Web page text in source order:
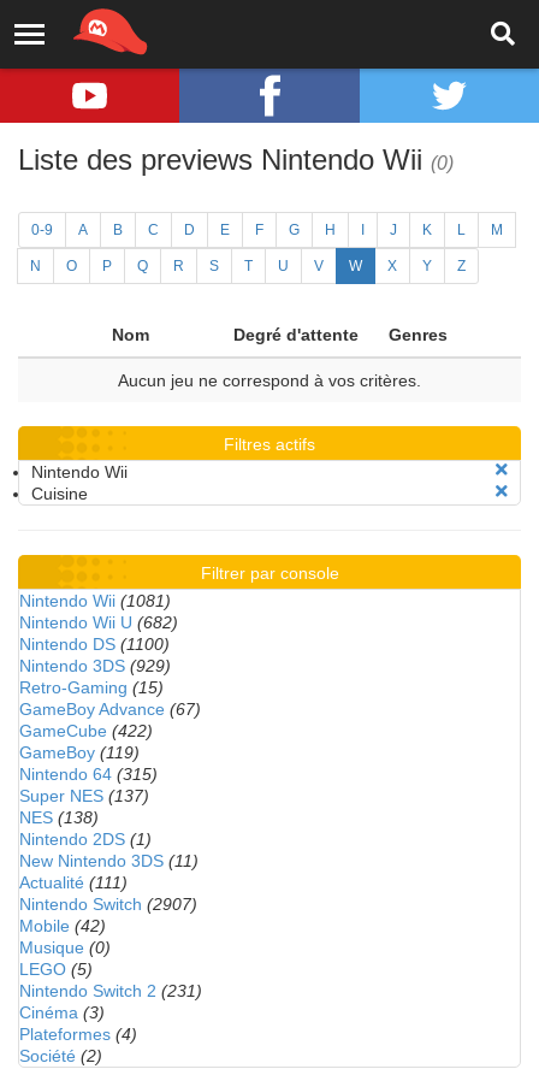
Liste des previews Nintendo Wii (0)
0-9 A B C D E F G H J K L M
N O P Q R S T U V W X Y Z
Nom Degré d'attente Genres
Aucun jeu ne correspond à vos critères.
Filtres actifs
Nintendo Wii
Cuisine
Filtrer par console
Nintendo Wii (1081)
Nintendo Wii U (682)
Nintendo DS (1100)
Nintendo 3DS (929)
Retro-Gaming (15)
GameBoy Advance (67)
GameCube (422)
GameBoy (119)
Nintendo 64 (315)
Super NES (137)
NES (138)
Nintendo 2DS (1)
New Nintendo 3DS (11)
Actualité (111)
Nintendo Switch (2907)
Mobile (42)
Musique (0)
LEGO (5)
Nintendo Switch 2 (231)
Cinéma (3)
Plateformes (4)
Société (2)